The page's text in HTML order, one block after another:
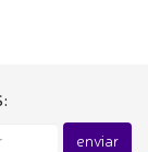
enviar